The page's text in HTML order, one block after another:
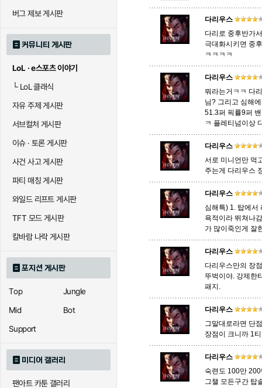
버그 제보 게시판
커뮤니티 게시판
LoL · e스포츠 이야기
└LoL 클래식
자유 주제 게시판
서브컬처 게시판
이슈 · 토론 게시판
사건 사고 게시판
파티 매칭 게시판
와일드 리프트 게시판
TFT 모드 게시판
칼바람 나락 게시판
포지션 게시판
Top
Jungle
Mid
Bot
Support
미디어 갤러리
팬아트 카툰 갤러리
세라핀 세주아니 세트
시비르
엘리스 오공
우르곳 워윅 유나
자이라 자크 자헨
직스
다리우스
다리로 중후반가
극대화시키면 중
ㅋㅋㅋㅋ
다리우스
뭐라는거ㅋㅋ 다
님? 그리고 심해
51.3퍼 픽률9퍼
ㅋ 플레티넘이상
다리우스
서로 미니언만 먹
주는게 다리우스
다리우스
심해특) 1. 탑에서
욕적이라 뛰쳐나
가 많이죽인게 잘
다리우스
다리우스만의 장
뚜벅이야. 강제한
패지.
다리우스
그말대로라면 단
장점이 크니까 1
다리우스
숙련도 100만
그챌 모든구간 탑